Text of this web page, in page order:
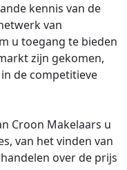
kennis van de
van
u toegang te bieden
zijn gekomen,
de competitieve
Croon Makelaars u
van het vinden van
over de prijs